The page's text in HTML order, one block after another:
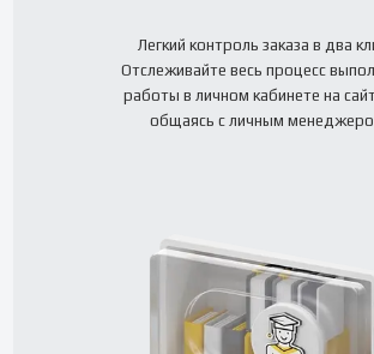
Легкий контроль заказа в два
Отслеживайте весь процесс
работы в личном кабинете на
общаясь с личным